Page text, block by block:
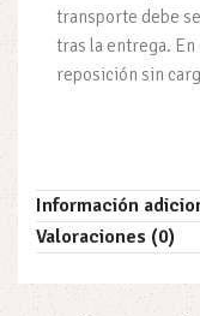
transporte debe
tras la entrega. En
reposición sin
Información
Valoraciones (0)